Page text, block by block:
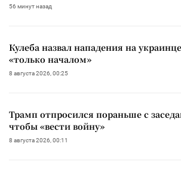
56 минут назад
Кулеба назвал нападения на
«только началом»
8 августа 2026, 00:25
Трамп отпросился пораньше с
чтобы «вести войну»
8 августа 2026, 00:11